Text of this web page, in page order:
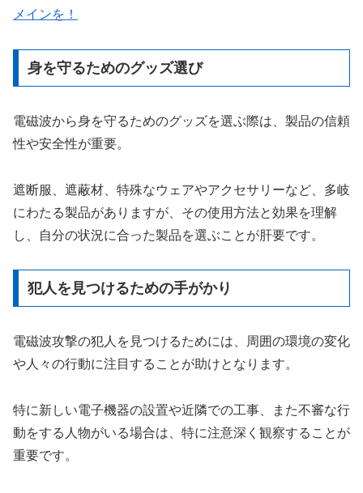
メインを！
身を守るためのグッズ選び
電磁波から身を守るためのグッズを選ぶ際は、製品の信頼
性や安全性が重要。
遮断服、遮蔽材、特殊なウェアやアクセサリーなど、多岐
にわたる製品がありますが、その使用方法と効果を理解
し、自分の状況に合った製品を選ぶことが肝要です。
犯人を見つけるための手がかり
電磁波攻撃の犯人を見つけるためには、周囲の環境の変化
や人々の行動に注目することが助けとなります。
特に新しい電子機器の設置や近隣での工事、また不審な行
動をする人物がいる場合は、特に注意深く観察することが
重要です。